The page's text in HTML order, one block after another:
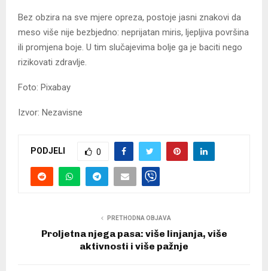
Bez obzira na sve mjere opreza, postoje jasni znakovi da
meso više nije bezbjedno: neprijatan miris, ljepljiva površina
ili promjena boje. U tim slučajevima bolje ga je baciti nego
rizikovati zdravlje.
Foto: Pixabay
Izvor: Nezavisne
PODJELI 0
PRETHODNA OBJAVA
Proljetna njega pasa: više linjanja, više
aktivnosti i više pažnje